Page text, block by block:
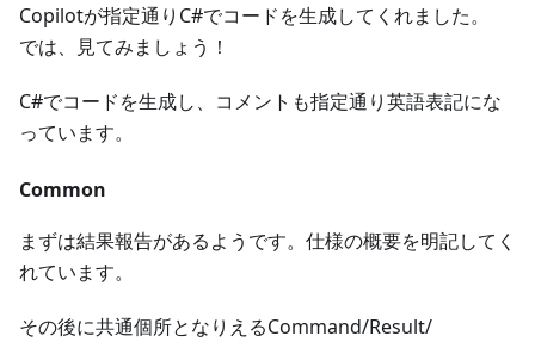
Copilotが指定通りC#でコードを生成してくれました。
では、見てみましょう！
C#でコードを生成し、コメントも指定通り英語表記にな
っています。
Common
まずは結果報告があるようです。仕様の概要を明記してく
れています。
その後に共通個所となりえるCommand/Result/